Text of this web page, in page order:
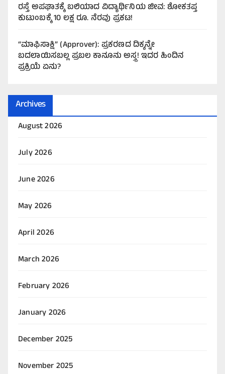
ರಸ್ತೆ ಅಪಘಾತಕ್ಕೆ ಬಲಿಯಾದ ವಿದ್ಯಾರ್ಥಿನಿಯ ಜೀವ: ಶೋಕತಪ್ತ
ಕುಟುಂಬಕ್ಕೆ 10 ಲಕ್ಷ ರೂ. ನೆರವು ಪ್ರಕಟ!
“ಮಾಫಿಸಾಕ್ಷಿ” (Approver): ಪ್ರಕರಣದ ದಿಕ್ಕನ್ನೇ
ಬದಲಾಯಿಸಬಲ್ಲ ಪ್ರಬಲ ಕಾನೂನು ಅಸ್ತ್ರ! ಇದರ ಹಿಂದಿನ
ಪ್ರಕ್ರಿಯೆ ಏನು?
Archives
August 2026
July 2026
June 2026
May 2026
April 2026
March 2026
February 2026
January 2026
December 2025
November 2025